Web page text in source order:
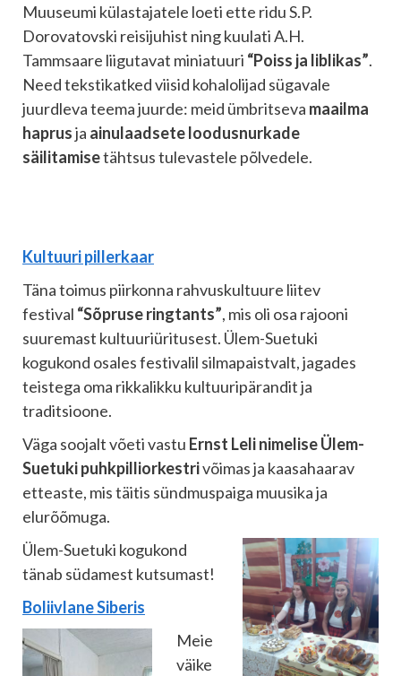
Muuseumi külastajatele loeti ette ridu S.P.
Dorovatovski reisijuhist ning kuulati A.H.
Tammsaare liigutavat miniatuuri “Poiss ja liblikas”.
Need tekstikatked viisid kohalolijad sügavale
juurdleva teema juurde: meid ümbritseva maailma
haprusja ainulaadsete loodusnurkade
säilitamisetähtsus tulevastele põlvedele.
Kultuuri pillerkaar
Täna toimus piirkonna rahvuskultuure liitev
festival “Sõpruse ringtants”, mis oli osa rajooni
suuremast kultuuriüritusest. Ülem-Suetuki
kogukond osales festivalil silmapaistvalt, jagades
teistega oma rikkalikku kultuuripärandit ja
traditsioone.
Väga soojalt võeti vastu Ernst Leli nimelise Ülem-
Suetuki puhkpilliorkestrivõimas ja kaasahaarav
etteaste, mis täitis sündmuspaiga muusika ja
elurõõmuga.
Ülem-Suetuki kogukond
tänab südamest kutsumast!
Boliivlane Siberis
Meie
väike